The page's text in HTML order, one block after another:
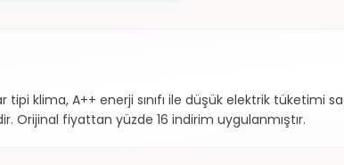
tipi klima, A++ enerji sınıfı ile düşük elektrik tüketimi
Orijinal fiyattan yüzde 16 indirim uygulanmıştır.